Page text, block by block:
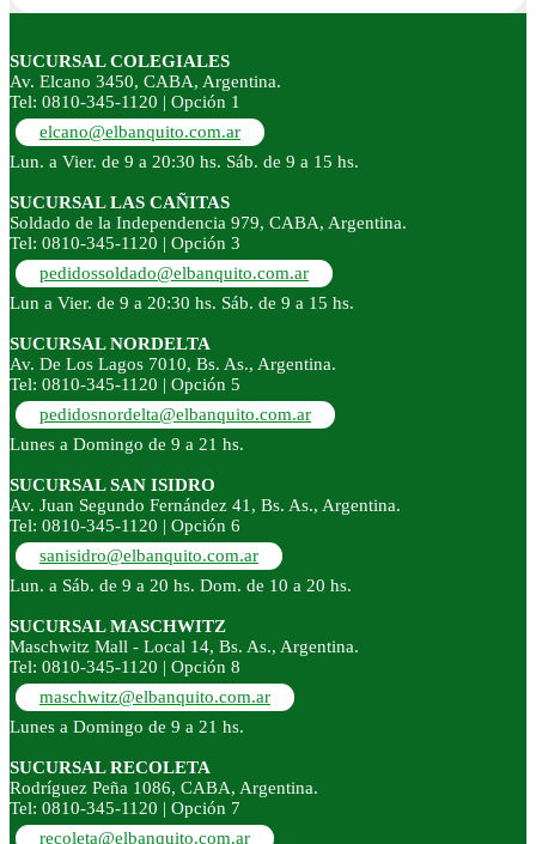
SUCURSAL COLEGIALES
Av. Elcano 3450, CABA, Argentina.
Tel: 0810-345-1120 | Opción 1
elcano@elbanquito.com.ar
Lun. a Vier. de 9 a 20:30 hs. Sáb. de 9 a 15 hs.
SUCURSAL LAS CAÑITAS
Soldado de la Independencia 979, CABA, Argentina.
Tel: 0810-345-1120 | Opción 3
pedidossoldado@elbanquito.com.ar
Lun a Vier. de 9 a 20:30 hs. Sáb. de 9 a 15 hs.
SUCURSAL NORDELTA
Av. De Los Lagos 7010, Bs. As., Argentina.
Tel: 0810-345-1120 | Opción 5
pedidosnordelta@elbanquito.com.ar
Lunes a Domingo de 9 a 21 hs.
SUCURSAL SAN ISIDRO
Av. Juan Segundo Fernández 41, Bs. As., Argentina.
Tel: 0810-345-1120 | Opción 6
sanisidro@elbanquito.com.ar
Lun. a Sáb. de 9 a 20 hs. Dom. de 10 a 20 hs.
SUCURSAL MASCHWITZ
Maschwitz Mall - Local 14, Bs. As., Argentina.
Tel: 0810-345-1120 | Opción 8
maschwitz@elbanquito.com.ar
Lunes a Domingo de 9 a 21 hs.
SUCURSAL RECOLETA
Rodríguez Peña 1086, CABA, Argentina.
Tel: 0810-345-1120 | Opción 7
recoleta@elbanquito.com.ar